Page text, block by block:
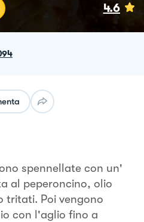
4.6
spennellate con un'
al peperoncino, olio
tritati. Poi vengono
con l'aglio fino a